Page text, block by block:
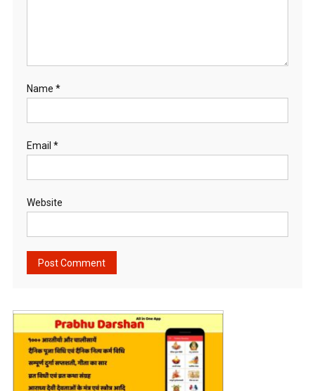
Name *
Email *
Website